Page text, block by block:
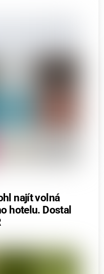
najít volná
hotelu. Dostal